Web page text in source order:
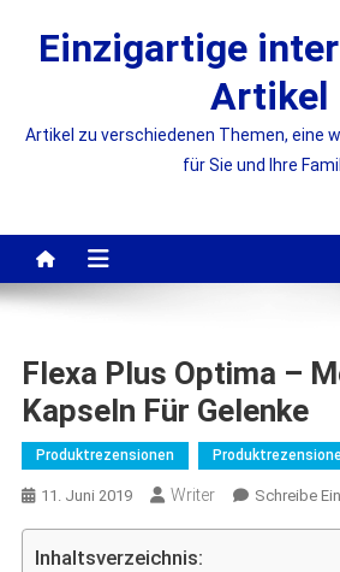
Einzigartige
Artikel
Artikel zu verschiedenen Themen, eine
für Sie und Ihre
Flexa Plus Optima –
Kapseln Für Gelenke
Produktrezensionen
11. Juni 2019 Writer Schreibe
Inhaltsverzeichnis: